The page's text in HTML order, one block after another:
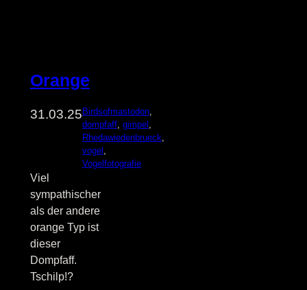
Orange
31.03.25Birdsofmastodon
dompfaff, gimpel
Rhedawiedenbrueck
vogel
Vogelfotografie
Viel
sympathischer
als der andere
orange Typ ist
dieser
Dompfaff.
Tschilp!?